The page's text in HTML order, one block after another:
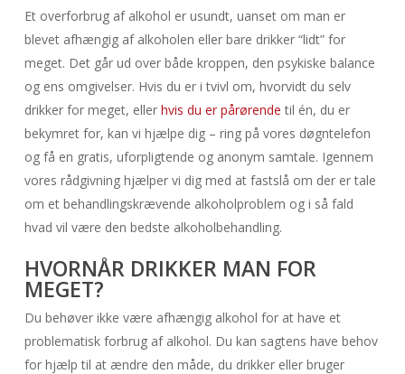
Et overforbrug af alkohol er usundt, uanset om man er
blevet afhængig af alkoholen eller bare drikker “lidt” for
meget. Det går ud over både kroppen, den psykiske balance
og ens omgivelser. Hvis du er i tvivl om, hvorvidt du selv
drikker for meget, eller hvis du er pårørende til én, du er
bekymret for, kan vi hjælpe dig – ring på vores døgntelefon
og få en gratis, uforpligtende og anonym samtale. Igennem
vores rådgivning hjælper vi dig med at fastslå om der er tale
om et behandlingskrævende alkoholproblem og i så fald
hvad vil være den bedste alkoholbehandling.
HVORNÅR DRIKKER MAN FOR
MEGET?
Du behøver ikke være afhængig alkohol for at have et
problematisk forbrug af alkohol. Du kan sagtens have behov
for hjælp til at ændre den måde, du drikker eller bruger